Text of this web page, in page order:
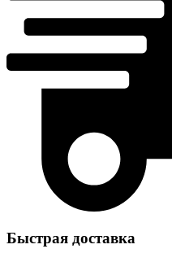
Быстрая доставка